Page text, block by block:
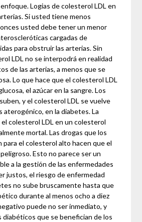
Logias de colesterol LDL en
Si usted tiene menos
usted debe tener un menor
cargadas de
para obstruir las arterias. Sin
LDL no se interpodrá en realidad
de las arterias, a menos que se
Lo que hace que el colesterol LDL
el azúcar en la sangre. Los
y el colesterol LDL se vuelve
aterogénico, en la diabetes. La
colesterol LDL en un colesterol
mortal. Las drogas que los
para el colesterol alto hacen que el
Esto no parece ser un
a la gestión de las enfermedades
justos, el riesgo de enfermedad
no sube bruscamente hasta que
durante al menos ocho a diez
puede no ser inmediato, y
diabéticos que se benefician de los